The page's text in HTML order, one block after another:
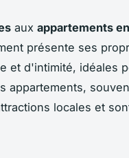
aux appartements
présente ses
et d'intimité, idéales
appartements,
locales et